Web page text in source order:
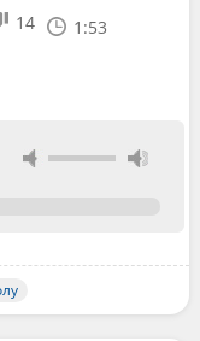
14 1:53